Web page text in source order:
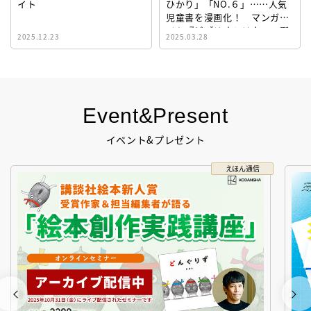
Event&Present
イベント&プレゼント
えほん通信
イト
2025.12.23
ひかり」「NO.６」……人気
児童書を漫画化！ マンガサ
イト『ビブリオシリウス』誕
生！
2025.03.28